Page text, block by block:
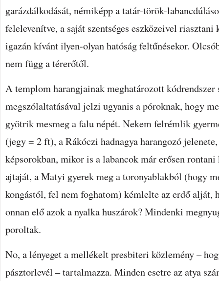
garázdálkodását, némiképp a tatár-török-
felelevenítve, a saját szentséges eszközeivel
igazán kívánt ilyen-olyan hatóság feltűnésekor.
nem függ a térerőtől.
A templom harangjainak meghatározott
megszólaltatásával jelzi ugyanis a póroknak, hogy
gyötrik mesmeg a falu népét. Nekem felrémlik
(jegy = 2 ft), a Rákóczi hadnagya harangozó
képsorokban, mikor is a labancok már erősen
ajtaját, a Matyi gyerek meg a toronyablakból (hogy
kongástól, fel nem foghatom) kémlelte az erdő alját,
onnan elő azok a nyalka huszárok? Mindenki
poroltak.
No, a lényeget a mellékelt presbiteri közlemény –
pásztorlevél – tartalmazza. Minden esetre az atya